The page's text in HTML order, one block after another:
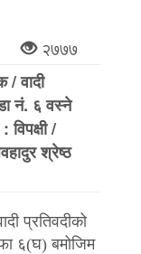
२७७७
/ वादी
नं. ६ वस्ने
: विपक्षी /
श्रेष्ठ
प्रतिवदीको
६(घ) बमोजिम